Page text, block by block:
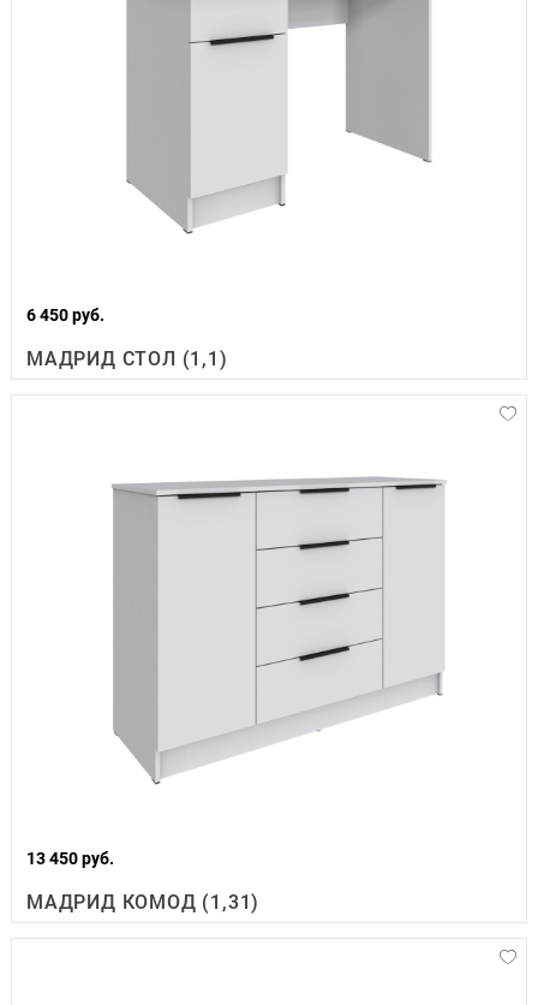
6 450 руб.
МАДРИД СТОЛ (1,1)
13 450 руб.
МАДРИД КОМОД (1,31)